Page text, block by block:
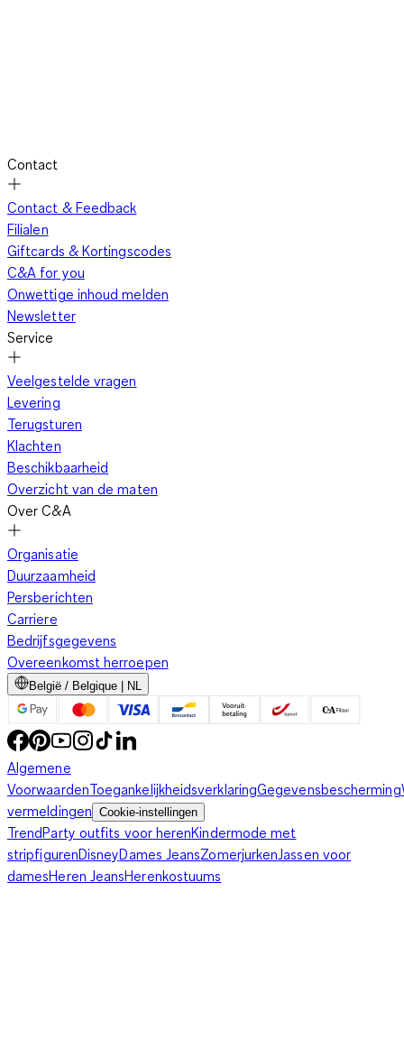
Contact
Contact & Feedback
Filialen
Giftcards & Kortingscodes
C&A for you
Onwettige inhoud melden
Newsletter
Service
Veelgestelde vragen
Levering
Terugsturen
Klachten
Beschikbaarheid
Overzicht van de maten
Over C&A
Organisatie
Duurzaamheid
Persberichten
Carriere
Bedrijfsgegevens
Overeenkomst herroepen
België / Belgique | NL
Algemene
VoorwaardenToegankelijkheidsverklaringGegevensbescherming
vermeldingen Cookie-instellingen
TrendParty outfits voor herenKindermode met
stripfigurenDisneyDames JeansZomerjurkenJassen voor
damesHeren JeansHerenkostuums